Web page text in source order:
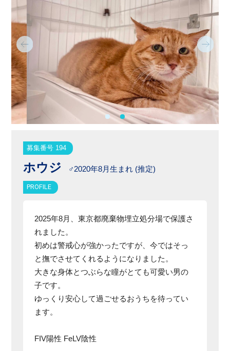
募集番号 194
ホウジ ♂2020年8月生まれ (推定)
PROFILE
2025年8月、東京都廃棄物埋立処分場で保護さ
れました。
初めは警戒心が強かったですが、今ではそっ
と撫でさせてくれるようになりました。
大きな身体とつぶらな瞳がとても可愛い男の
子です。
ゆっくり安心して過ごせるおうちを待ってい
ます。
FIV陽性 FeLV陰性